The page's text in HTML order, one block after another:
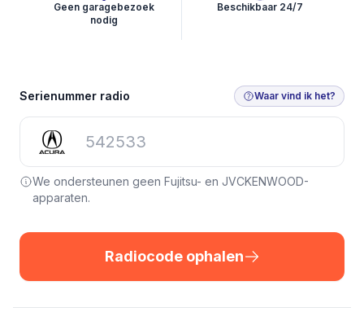
Geen garagebezoek
nodig
Beschikbaar 24/7
Radiocode ophalen
Serienummer radio Waar vind ik het?
We ondersteunen geen Fujitsu- en JVCKENWOOD-
apparaten.
Radiocode ophalen